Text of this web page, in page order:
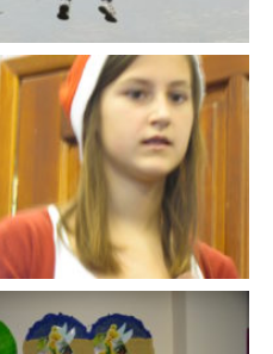
Wyjazd
Mikołajki kl.1